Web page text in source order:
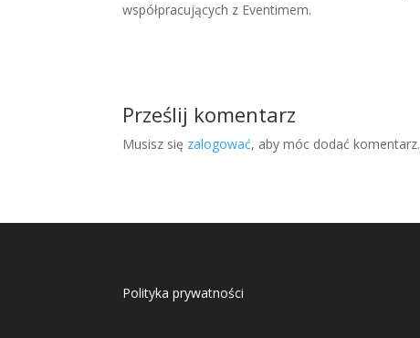
współpracujących z Eventimem.
Prześlij komentarz
Musisz się zalogować, aby móc dodać komentarz.
Polityka prywatności